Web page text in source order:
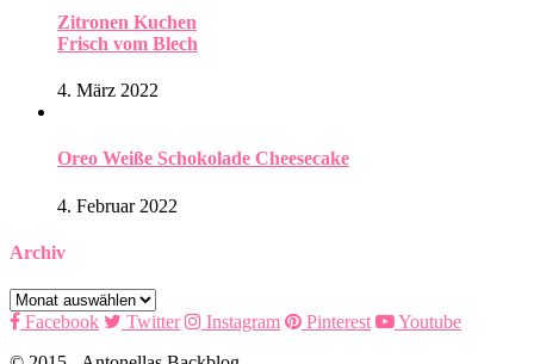
Zitronen Kuchen
Frisch vom Blech
4. März 2022
Oreo Weiße Schokolade Cheesecake
4. Februar 2022
Archiv
Archiv
Facebook
Twitter Instagram Pinterest
Youtube